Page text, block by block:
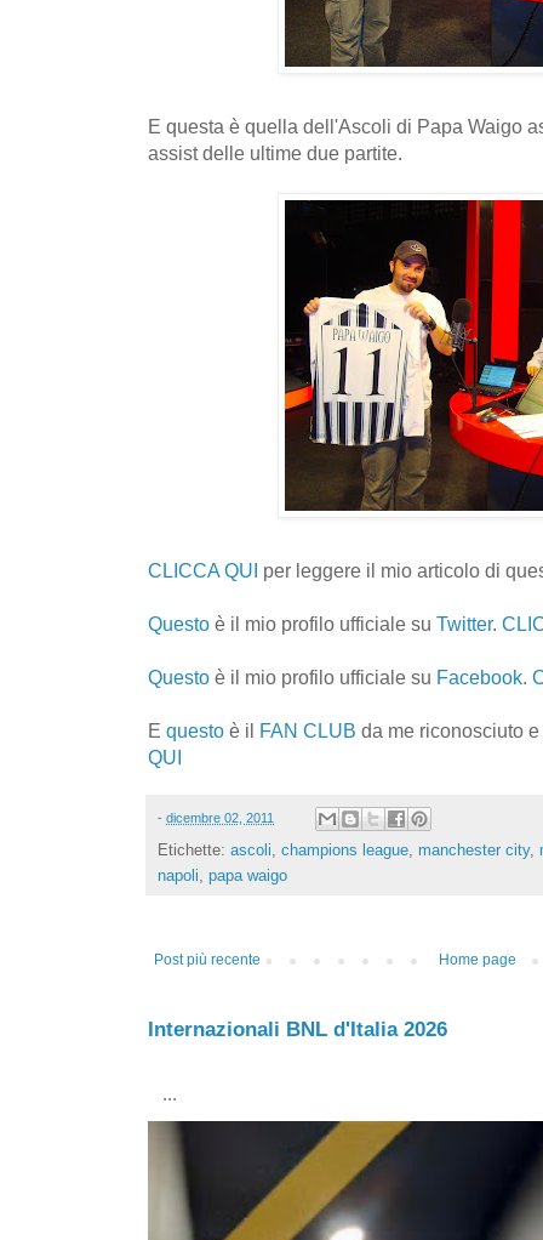
E questa è quella dell'Ascoli di Papa Waigo
assist delle ultime due partite.
CLICCA QUI per leggere il mio articolo di
Questo è il mio profilo ufficiale su Twitter.
Questo è il mio profilo ufficiale su Facebook.
E questo è il FAN CLUB da me riconosciuto
QUI
- dicembre 02, 2011
Etichette: ascoli, champions league, manchester city,
napoli, papa waigo
Post più recente Home page
Internazionali BNL d'Italia 2026
...